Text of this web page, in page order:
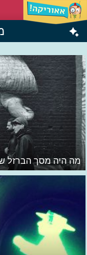
מה היה מסך הברזל